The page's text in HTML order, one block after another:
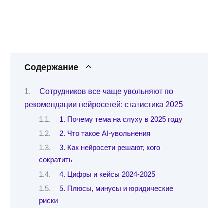
Содержание
Сотрудников все чаще увольняют по
рекомендации нейросетей: статистика 2025
1. Почему тема на слуху в 2025 году
2. Что такое AI-увольнения
3. Как нейросети решают, кого
сократить
4. Цифры и кейсы 2024-2025
5. Плюсы, минусы и юридические
риски